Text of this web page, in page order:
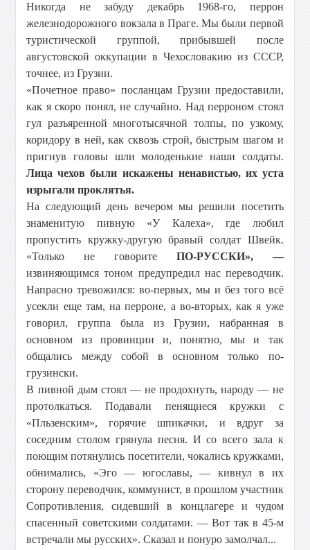
Никогда не забуду декабрь 1968-го, перрон
железнодорожного вокзала в Праге. Мы были первой
туристической группой, прибывшей после
августовской оккупации в Чехословакию из СССР,
точнее, из Грузии.
«Почетное право» посланцам Грузии предоставили,
как я скоро понял, не случайно. Над перроном стоял
гул разъяренной многотысячной толпы, по узкому,
коридору в ней, как сквозь строй, быстрым шагом и
пригнув головы шли молоденькие наши солдаты.
Лица чехов были искажены ненавистью, их уста
изрыгали проклятья.
На следующий день вечером мы решили посетить
знаменитую пивную «У Калеха», где любил
пропустить кружку-другую бравый солдат Швейк.
«Только не говорите ПО-РУССКИ», —
извиняющимся тоном предупредил нас переводчик.
Напрасно тревожился: во-первых, мы и без того всё
усекли еще там, на перроне, а во-вторых, как я уже
говорил, группа была из Грузии, набранная в
основном из провинции и, понятно, мы и так
общались между собой в основном только по-
грузински.
В пивной дым стоял — не продохнуть, народу — не
протолкаться. Подавали пенящиеся кружки с
«Пльзенским», горячие шпикачки, и вдруг за
соседним столом грянула песня. И со всего зала к
поющим потянулись посетители, чокались кружками,
обнимались, «Эго — югославы, — кивнул в их
cтopoну переводчик, коммунист, в прошлом участник
Сопротивления, сидевший в концлагере и чудом
спасенный советскими солдатами. — Вот так в 45-м
встречали мы русских». Сказал и понуро замолчал...